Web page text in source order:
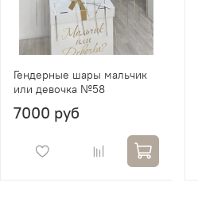
Гендерные шары мальчик
или девочка №58
7000 руб